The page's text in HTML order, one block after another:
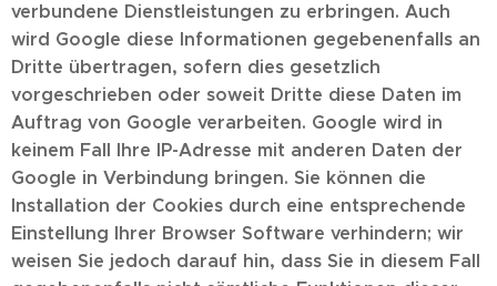
verbundene Dienstleistungen zu erbringen. Auch
wird Google diese Informationen gegebenenfalls an
Dritte übertragen, sofern dies gesetzlich
vorgeschrieben oder soweit Dritte diese Daten im
Auftrag von Google verarbeiten. Google wird in
keinem Fall Ihre IP-Adresse mit anderen Daten der
Google in Verbindung bringen. Sie können die
Installation der Cookies durch eine entsprechende
Einstellung Ihrer Browser Software verhindern; wir
weisen Sie jedoch darauf hin, dass Sie in diesem Fall